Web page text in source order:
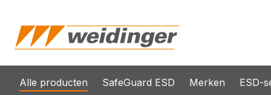
Alle producten SafeGuard ESD Merken ESD-